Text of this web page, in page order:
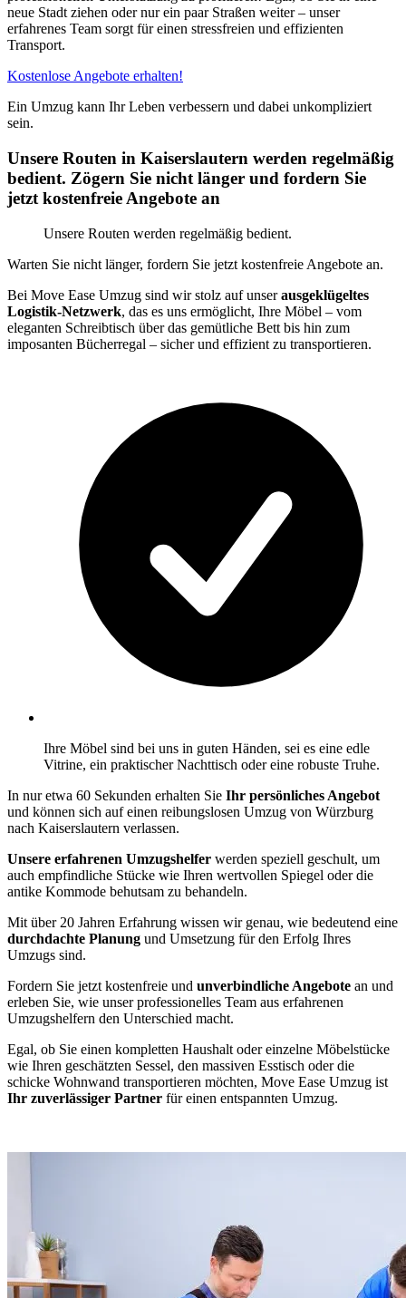
neue Stadt ziehen oder nur ein paar Straßen weiter – unser
erfahrenes Team sorgt für einen stressfreien und effizienten
Transport.
Kostenlose Angebote erhalten!
Ein Umzug kann Ihr Leben verbessern und dabei unkompliziert
sein.
Unsere Routen in Kaiserslautern werden regelmäßig
bedient. Zögern Sie nicht länger und fordern Sie
jetzt kostenfreie Angebote an
Unsere Routen werden regelmäßig bedient.
Warten Sie nicht länger, fordern Sie jetzt kostenfreie Angebote an.
Bei Move Ease Umzug sind wir stolz auf unserausgeklügeltes
Logistik-Netzwerk, das es uns ermöglicht, Ihre Möbel – vom
eleganten Schreibtisch über das gemütliche Bett bis hin zum
imposanten Bücherregal – sicher und effizient zu transportieren.
Ihre Möbel sind bei uns in guten Händen, sei es eine edle
Vitrine, ein praktischer Nachttisch oder eine robuste Truhe.
In nur etwa 60 Sekunden erhalten Sie Ihr persönliches Angebot
und können sich auf einen reibungslosen Umzug von Würzburg
nach Kaiserslautern verlassen.
Unsere erfahrenen Umzugshelfer werden speziell geschult, um
auch empfindliche Stücke wie Ihren wertvollen Spiegel oder die
antike Kommode behutsam zu behandeln.
Mit über 20 Jahren Erfahrung wissen wir genau, wie bedeutend eine
durchdachte Planung und Umsetzung für den Erfolg Ihres
Umzugs sind.
Fordern Sie jetzt kostenfreie und unverbindliche Angebote an und
erleben Sie, wie unser professionelles Team aus erfahrenen
Umzugshelfern den Unterschied macht.
Egal, ob Sie einen kompletten Haushalt oder einzelne Möbelstücke
wie Ihren geschätzten Sessel, den massiven Esstisch oder die
schicke Wohnwand transportieren möchten, Move Ease Umzug ist
Ihr zuverlässiger Partner für einen entspannten Umzug.